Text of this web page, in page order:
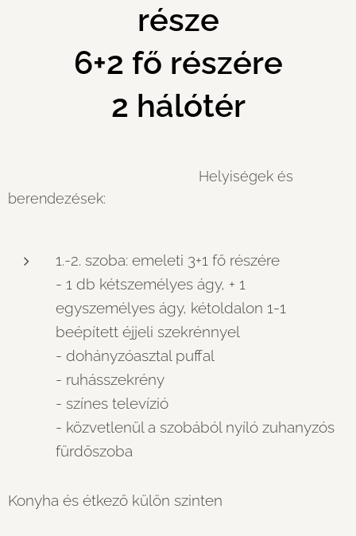
része
6+2 fő részére
2 hálótér
Helyiségek és
berendezések:
1.-2. szoba: emeleti 3+1 fő részére
- 1 db kétszemélyes ágy, + 1
egyszemélyes ágy, kétoldalon 1-1
beépített éjjeli szekrénnyel
- dohányzóasztal puffal
- ruhásszekrény
- színes televízió
- közvetlenül a szobából nyíló zuhanyzós
fürdőszoba
Konyha és étkező külön szinten